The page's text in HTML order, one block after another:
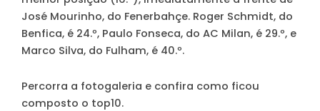
José Mourinho, do Fenerbahçe. Roger Schmidt, do
Benfica, é 24.º, Paulo Fonseca, do AC Milan, é 29.º, e
Marco Silva, do Fulham, é 40.º.
Percorra a fotogaleria e confira como ficou
composto o top10.